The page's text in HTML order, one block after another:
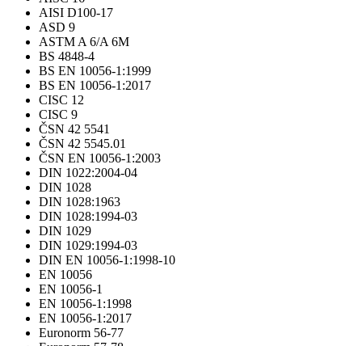
AISI D100-17
ASD 9
ASTM A 6/A 6M
BS 4848-4
BS EN 10056-1:1999
BS EN 10056-1:2017
CISC 12
CISC 9
ČSN 42 5541
ČSN 42 5545.01
ČSN EN 10056-1:2003
DIN 1022:2004-04
DIN 1028
DIN 1028:1963
DIN 1028:1994-03
DIN 1029
DIN 1029:1994-03
DIN EN 10056-1:1998-10
EN 10056
EN 10056-1
EN 10056-1:1998
EN 10056-1:2017
Euronorm 56-77